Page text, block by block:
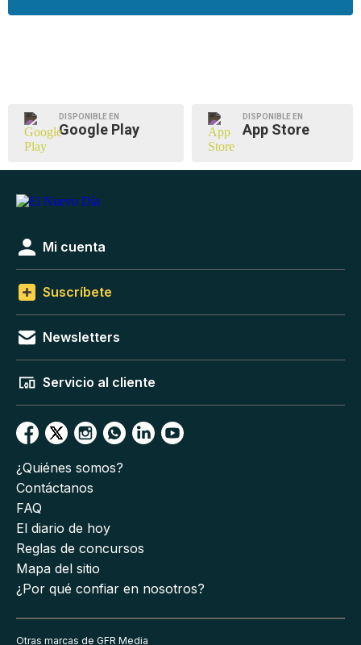
DISPONIBLE EN
Google Play
DISPONIBLE EN
App Store
Mi cuenta
Suscríbete
Newsletters
Servicio al cliente
¿Quiénes somos?
Contáctanos
FAQ
El diario de hoy
Reglas de concursos
Mapa del sitio
¿Por qué confiar en nosotros?
Otras marcas de GFR Media